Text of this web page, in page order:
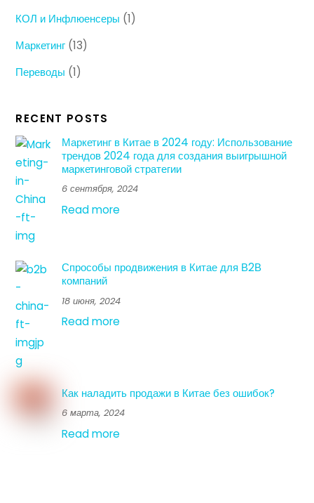
КОЛ и Инфлюенсеры (1)
Маркетинг (13)
Переводы (1)
RECENT POSTS
Маркетинг в Китае в 2024 году: Использование
трендов 2024 года для создания выигрышной
маркетинговой стратегии
6 сентября, 2024
Read more
Спрособы продвижения в Китае для В2В
компаний
18 июня, 2024
Read more
Как наладить продажи в Китае без ошибок?
6 марта, 2024
Read more